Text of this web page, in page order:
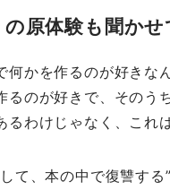
原体験も聞かせ
何かを作るのが好き
るのが好きで、そのう
わけじゃなく、これ
て、本の中で復讐す